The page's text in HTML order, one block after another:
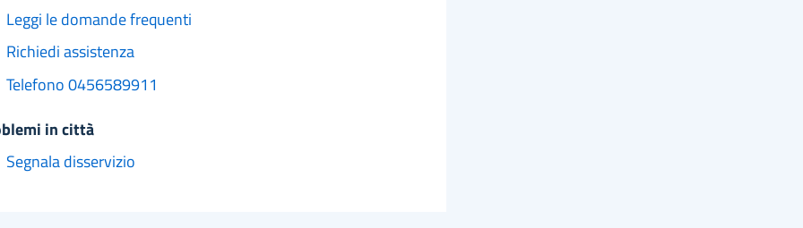
Leggi le domande frequenti
Richiedi assistenza
Telefono 0456589911
in città
Segnala disservizio